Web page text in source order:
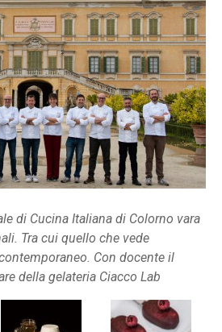
di Cucina Italiana di Colorno vara
Tra cui quello che vede
Con docente il
della gelateria Ciacco Lab